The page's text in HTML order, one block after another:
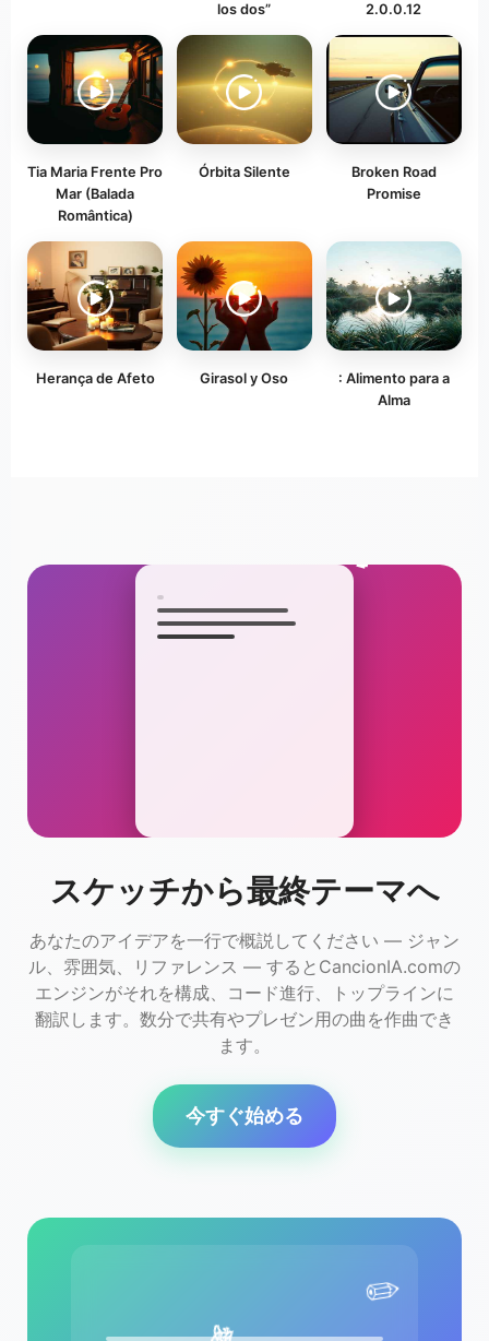
los dos”
2.0.0.12
Tia Maria Frente Pro
Mar (Balada
Romântica)
Órbita Silente
Broken Road
Promise
Herança de Afeto Girasol y Oso
: Alimento para a
Alma
スケッチから最終テーマへ
あなたのアイデアを一行で概説してください — ジャン
ル、雰囲気、リファレンス — するとCancionIA.comの
エンジンがそれを構成、コード進行、トップラインに
翻訳します。数分で共有やプレゼン用の曲を作曲でき
ます。
今すぐ始める
🎵
✏️
愛